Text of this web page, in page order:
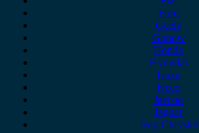
Ford
Geely
Gonow
Honda
Hyundai
Isuzu
iveco
Jaecoo
Jaguar
Jeep Chrysler